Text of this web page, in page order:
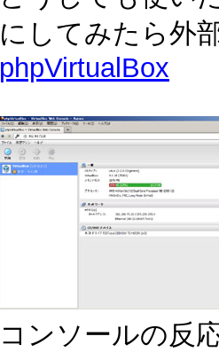
にしてみたら外
phpVirtualBox
コンソールの反